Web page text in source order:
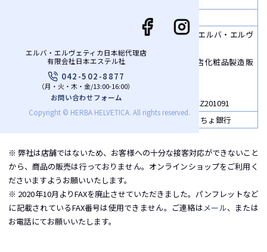
エルバ・エルヴェティカ日本総代理店
有限会社日本エステル社
042-502-8877
（月・火・木・金/13:00-16:00）
お問い合わせフォーム
Copyright © HERBA HELVETICA. All rights reserved.
川島千恵子
主な事業内容
Herba Helvetica エルバ・エルヴ
ェティカ
日本輸入総代理店化粧品製造販
化粧品製造業 13CZ201091
主要取引銀行 みずほ銀行、ゆうちょ銀行
※ 弊社は店舗ではないため、お客様への十分な接客対応ができないこと
から、商品の販売は行っておりません。オンラインショップをご利用く
ださいますようお願いいたします。
※ 2020年10月よりFAXを廃止させていただきました。パンフレットなど
に記載されているFAX番号は使用できません。ご連絡は メール、または
お電話にてお願いいたします。